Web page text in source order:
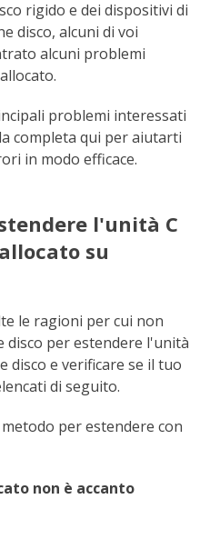
rigido e dei dispositivi di
disco, alcuni di voi
alcuni problemi
problemi interessati
completa qui per aiutarti
in modo efficace.
l'unità C
su
le ragioni per cui non
disco per estendere l'unità
disco e verificare se il tuo
di seguito.
per estendere con
non è accanto